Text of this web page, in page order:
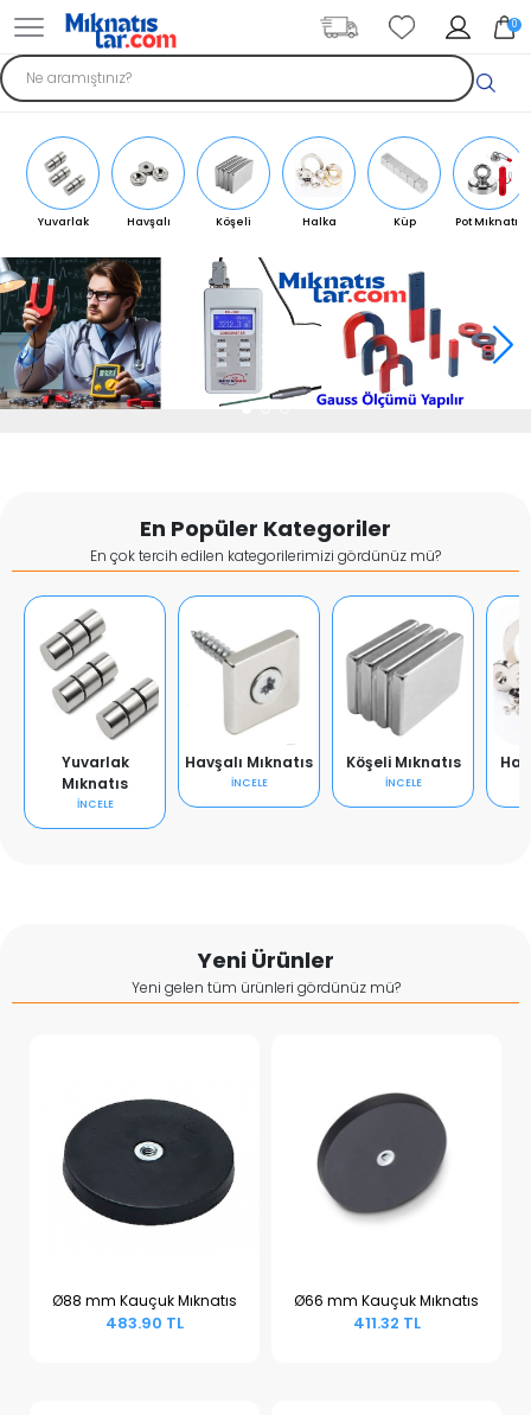
0
Yuvarlak
Havşalı
Köşeli
Halka
Küp
Pot Mıknatıs
En Popüler Kategoriler
En çok tercih edilen kategorilerimizi gördünüz mü?
Yuvarlak
Mıknatıs
İNCELE
Havşalı Mıknatıs
İNCELE
Köşeli Mıknatıs
İNCELE
Yeni Ürünler
Yeni gelen tüm ürünleri gördünüz mü?
Sepete Ekle
Ø88 mm Kauçuk Mıknatıs
483.90 TL Sepete Ekle
Ø66 mm Kauçuk Mıknatıs
411.32 TL